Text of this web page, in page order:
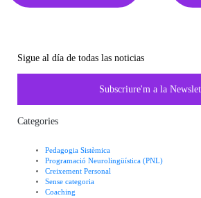
Sigue al día de todas las noticias
Subscriure'm a la
Categories
Pedagogia Sistèmica
Programació Neurolingüística (PNL)
Creixement Personal
Sense categoria
Coaching